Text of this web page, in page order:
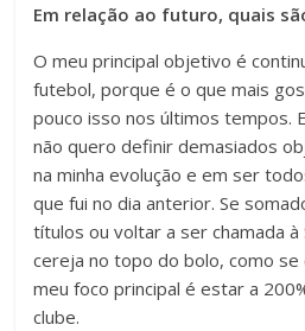
Em relação ao futuro, quais
O meu principal objetivo é
futebol, porque é o que mais
pouco isso nos últimos tempos.
não quero definir demasiados
na minha evolução e em ser
que fui no dia anterior. Se
títulos ou voltar a ser chamada à
cereja no topo do bolo, como
meu foco principal é estar a
clube.